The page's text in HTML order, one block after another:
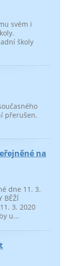
svém i
školy
přerušen.
na
dne 11. 3.
BĚŽÍ
3. 2020
u...